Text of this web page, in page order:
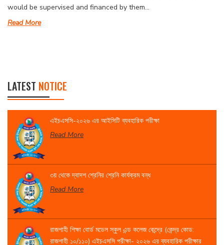
would be supervised and financed by them...
Read More
LATEST NOTICE
এইচএসসি-২০২৬ এর আইসিটি ব্যবহারিক পরীক্ষা
Read More
৩য় থেকে দ্বাদশ শ্রেনির শ্রেনি কার্যক্রম বন্ধ
Read More
রাজশাহী শিক্ষা বোর্ড মডেল স্কুল এন্ড কলেজ কেন্দ্রে (কেন্দ্র কোড:
রাজশাহী ১০/১১০) এইচএসসি পরীক্ষা- ২০২৬ এর ব্যবহারিক পরীক্ষার